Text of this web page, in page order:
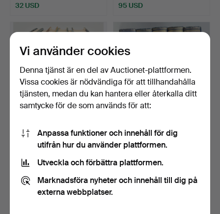
32 USD 95 USD
Kanadas fiskar & fiske
studier. 6 Volymer.
Klubbades 5 aug 2026
1 bud
29.'AN OUTLINE OF
CHRISTIANITY' BÖCKER.
Sålt
Vi använder cookies
Denna tjänst är en del av Auctionet-plattformen.
Vissa cookies är nödvändiga för att tillhandahålla
tjänsten, medan du kan hantera eller återkalla ditt
samtycke för de som används för att:
Anpassa funktioner och innehåll för dig
utifrån hur du använder plattformen.
Utveckla och förbättra plattformen.
Marknadsföra nyheter och innehåll till dig på
externa webbplatser.